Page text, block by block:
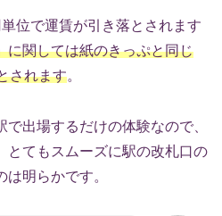
位で運賃が引き落とされます
に関しては紙のきっぷと同じ
されます。
出場するだけの体験なので、
とてもスムーズに駅の改札口の
明らかです。